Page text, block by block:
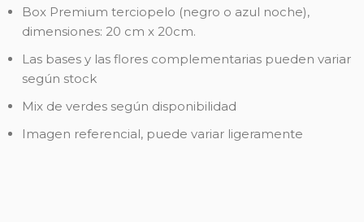
Box Premium terciopelo (negro o azul noche),
dimensiones: 20 cm x 20cm.
Las bases y las flores complementarias pueden variar
según stock
Mix de verdes según disponibilidad
Imagen referencial, puede variar ligeramente